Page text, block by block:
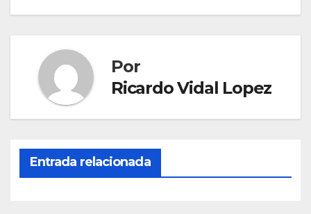
Por
Ricardo Vidal Lopez
Entrada relacionada